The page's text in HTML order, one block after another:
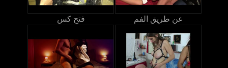
فتح كس عن طريق الفم